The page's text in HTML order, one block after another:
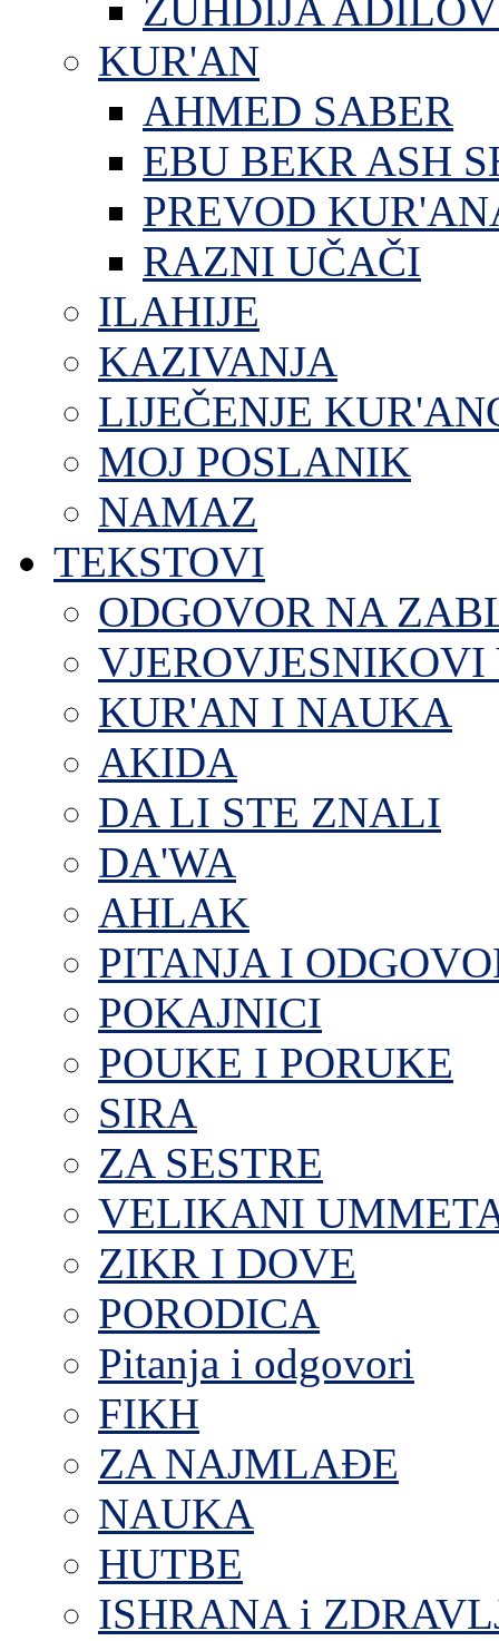
ZUHDIJA
KUR'AN
AHMED SABER
EBU BEKR ASH
PREVOD
RAZNI UČAČI
ILAHIJE
KAZIVANJA
LIJEČENJE
MOJ POSLANIK
NAMAZ
TEKSTOVI
ODGOVOR NA
VJEROVJESNIKOVI
KUR'AN I NAUKA
AKIDA
DA LI STE ZNALI
DA'WA
AHLAK
PITANJA I
POKAJNICI
POUKE I PORUKE
SIRA
ZA SESTRE
VELIKANI
ZIKR I DOVE
PORODICA
Pitanja i odgovori
FIKH
ZA NAJMLAĐE
NAUKA
HUTBE
ISHRANA i